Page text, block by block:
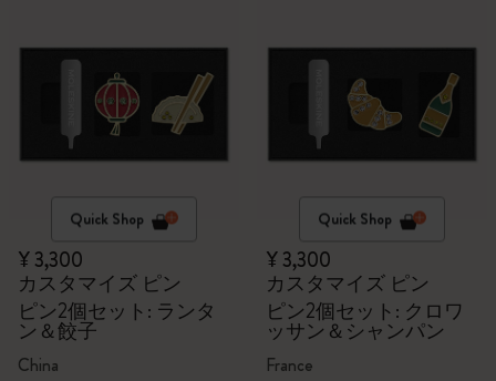
Quick Shop
¥ 3,300
カスタマイズ ピン
ピン2個セット: ランタ
ン＆餃子
China
Quick Shop
¥ 3,300
カスタマイズ ピン
ピン2個セット: クロワ
ッサン＆シャンパン
France